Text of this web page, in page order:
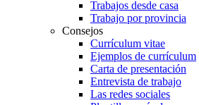
Trabajos desde casa
Trabajo por provincia
Consejos
Currículum vitae
Ejemplos de currículum
Carta de presentación
Entrevista de trabajo
Las redes sociales